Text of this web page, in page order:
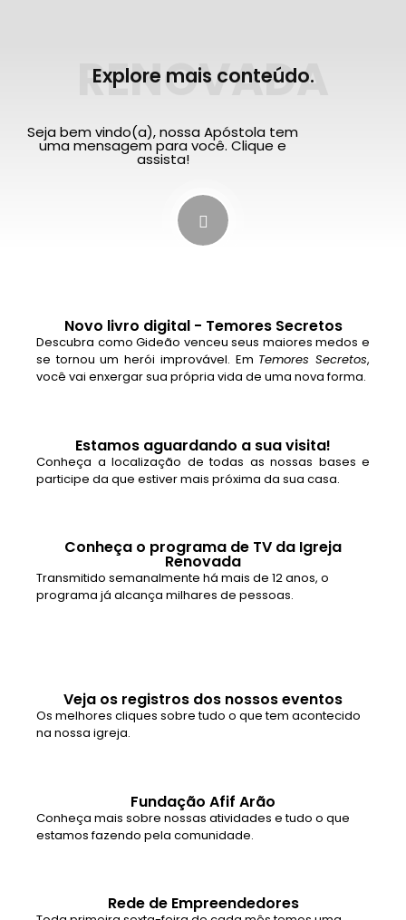
RENOVADA
Explore mais conteúdo.
Seja bem vindo(a), nossa Apóstola tem
uma mensagem para você. Clique e
assista!
Novo livro digital - Temores Secretos
Descubra como Gideão venceu seus maiores medos e
se tornou um herói improvável. Em Temores Secretos,
você vai enxergar sua própria vida de uma nova forma.
Estamos aguardando a sua visita!
Conheça a localização de todas as nossas bases e
participe da que estiver mais próxima da sua casa.
Conheça o programa de TV da Igreja
Renovada
Transmitido semanalmente há mais de 12 anos, o
programa já alcança milhares de pessoas.
Veja os registros dos nossos eventos
Os melhores cliques sobre tudo o que tem acontecido
na nossa igreja.
Fundação Afif Arão
Conheça mais sobre nossas atividades e tudo o que
estamos fazendo pela comunidade.
Rede de Empreendedores